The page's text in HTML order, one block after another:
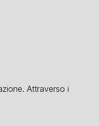
Attraverso i